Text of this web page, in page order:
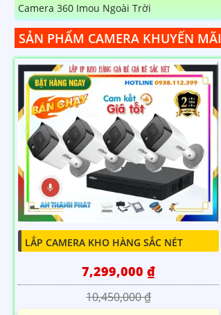
Camera 360 Imou Ngoài Trời
SẢN PHẨM CAMERA KHUYẾN MÃI
LẮP CAMERA KHO HÀNG SẮC NÉT
7,299,000 ₫
10,450,000 ₫